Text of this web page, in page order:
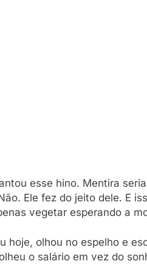
esse hino. Mentira
Ele fez do jeito dele. E
vegetar esperando a
hoje, olhou no espelho e
o salário em vez do